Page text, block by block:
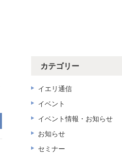
カテゴリー
イエリ通信
イベント
イベント情報・お知らせ
お知らせ
セミナー